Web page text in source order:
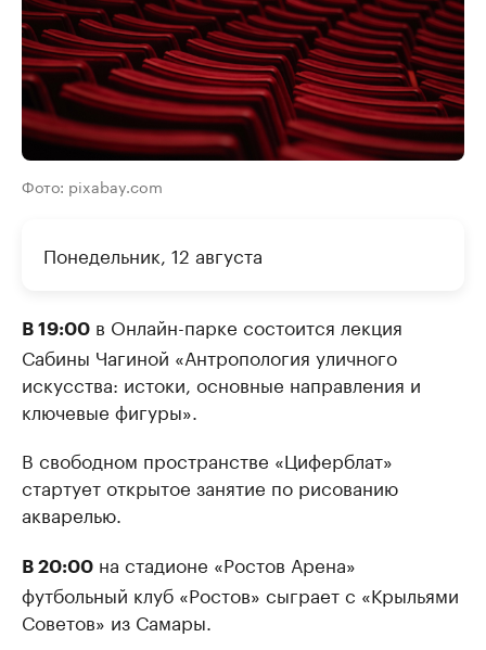
Фото: pixabay.com
Понедельник, 12 августа
В 19:00 в Онлайн-парке состоится лекция
Сабины Чагиной «Антропология уличного
искусства: истоки, основные направления и
ключевые фигуры».
В свободном пространстве «Циферблат»
стартует открытое занятие по рисованию
акварелью.
В 20:00 на стадионе «Ростов Арена»
футбольный клуб «Ростов» сыграет с «Крыльями
Советов» из Самары.